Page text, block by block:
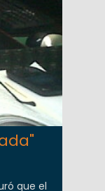
que el